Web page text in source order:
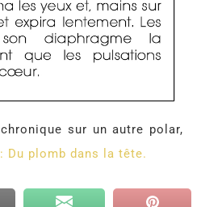
sur un autre polar,
Du plomb dans la tête.